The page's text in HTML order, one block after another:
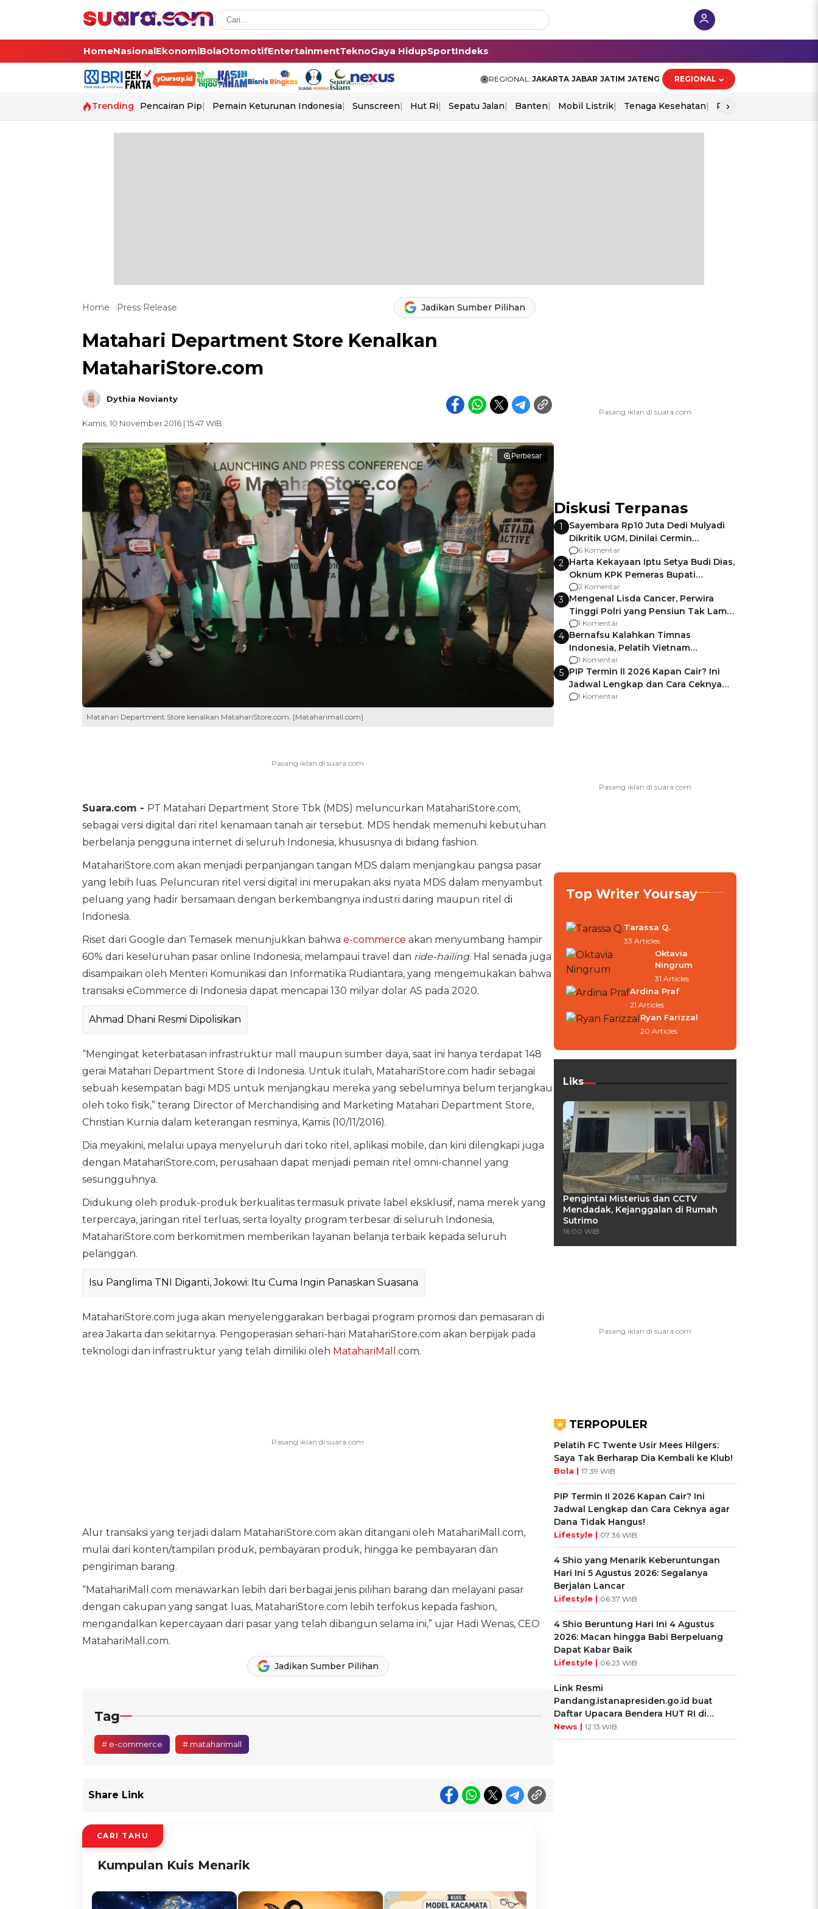
HomeNasionalEkonomiBolaOtomotifEntertainmentTeknoGaya HidupSportIndeks
REGIONAL: JAKARTA JABAR JATIM JATENG REGIONAL
Trending Pencairan Pip Pemain Keturunan Indonesia Sunscreen Hut Ri Sepatu Jalan Banten Mobil Listrik Tenaga Kesehatan Perang As-Iran
›
Home Press Release Jadikan Sumber Pilihan
Matahari Department Store Kenalkan
MatahariStore.com
Dythia Novianty
Kamis, 10 November 2016 | 15:47 WIB
Perbesar
Matahari Department Store kenalkan MatahariStore.com. [Mataharimall.com]
Suara.com - PT Matahari Department Store Tbk (MDS) meluncurkan MatahariStore.com,
sebagai versi digital dari ritel kenamaan tanah air tersebut. MDS hendak memenuhi kebutuhan
berbelanja pengguna internet di seluruh Indonesia, khususnya di bidang fashion.
MatahariStore.com akan menjadi perpanjangan tangan MDS dalam menjangkau pangsa pasar
yang lebih luas. Peluncuran ritel versi digital ini merupakan aksi nyata MDS dalam menyambut
peluang yang hadir bersamaan dengan berkembangnya industri daring maupun ritel di
Indonesia.
Riset dari Google dan Temasek menunjukkan bahwa e-commerce akan menyumbang hampir
60% dari keseluruhan pasar online Indonesia, melampaui travel dan ride-hailing. Hal senada juga
disampaikan oleh Menteri Komunikasi dan Informatika Rudiantara, yang mengemukakan bahwa
transaksi eCommerce di Indonesia dapat mencapai 130 milyar dolar AS pada 2020.
Ahmad Dhani Resmi Dipolisikan
“Mengingat keterbatasan infrastruktur mall maupun sumber daya, saat ini hanya terdapat 148
gerai Matahari Department Store di Indonesia. Untuk itulah, MatahariStore.com hadir sebagai
sebuah kesempatan bagi MDS untuk menjangkau mereka yang sebelumnya belum terjangkau
oleh toko fisik,” terang Director of Merchandising and Marketing Matahari Department Store,
Christian Kurnia dalam keterangan resminya, Kamis (10/11/2016).
Dia meyakini, melalui upaya menyeluruh dari toko ritel, aplikasi mobile, dan kini dilengkapi juga
dengan MatahariStore.com, perusahaan dapat menjadi pemain ritel omni-channel yang
sesungguhnya.
Didukung oleh produk-produk berkualitas termasuk private label eksklusif, nama merek yang
terpercaya, jaringan ritel terluas, serta loyalty program terbesar di seluruh Indonesia,
MatahariStore.com berkomitmen memberikan layanan belanja terbaik kepada seluruh
pelanggan.
Isu Panglima TNI Diganti, Jokowi: Itu Cuma Ingin Panaskan Suasana
MatahariStore.com juga akan menyelenggarakan berbagai program promosi dan pemasaran di
area Jakarta dan sekitarnya. Pengoperasian sehari-hari MatahariStore.com akan berpijak pada
teknologi dan infrastruktur yang telah dimiliki oleh MatahariMall .com.
Alur transaksi yang terjadi dalam MatahariStore.com akan ditangani oleh MatahariMall.com,
mulai dari konten/tampilan produk, pembayaran produk, hingga ke pembayaran dan
pengiriman barang.
“MatahariMall.com menawarkan lebih dari berbagai jenis pilihan barang dan melayani pasar
dengan cakupan yang sangat luas, MatahariStore.com lebih terfokus kepada fashion,
mengandalkan kepercayaan dari pasar yang telah dibangun selama ini,” ujar Hadi Wenas, CEO
MatahariMall.com.
Jadikan Sumber Pilihan
Tag
# e-commerce # mataharimall
Share Link
CARI TAHU
Kumpulan Kuis Menarik
Diskusi Terpanas
1
Sayembara Rp10 Juta Dedi Mulyadi
Dikritik UGM, Dinilai Cermin
Gagalnya Negara Jamin Keamanan
6 Komentar
2 Harta Kekayaan Iptu Setya Budi Dias,
Oknum KPK Pemeras Bupati
Pemalang
2 Komentar
3 Mengenal Lisda Cancer, Perwira
Tinggi Polri yang Pensiun Tak Lama
Usai Jadi Brigjen
1 Komentar
4 Bernafsu Kalahkan Timnas
Indonesia, Pelatih Vietnam
Berencana Pakai Jimat di Pakansari
1 Komentar
5 PIP Termin II 2026 Kapan Cair? Ini
Jadwal Lengkap dan Cara Ceknya
agar Dana Tidak Hangus!
1 Komentar
Top Writer Yoursay
Tarassa Q.
33 Articles
Oktavia
Ningrum
31 Articles
Ardina Praf
21 Articles
Ryan Farizzal
20 Articles
Liks
Pengintai Misterius dan CCTV
Mendadak, Kejanggalan di Rumah
Sutrimo
16:00 WIB
TERPOPULER
Pelatih FC Twente Usir Mees Hilgers:
Saya Tak Berharap Dia Kembali ke Klub!
Bola | 17:39 WIB
PIP Termin II 2026 Kapan Cair? Ini
Jadwal Lengkap dan Cara Ceknya agar
Dana Tidak Hangus!
Lifestyle | 07:36 WIB
4 Shio yang Menarik Keberuntungan
Hari Ini 5 Agustus 2026: Segalanya
Berjalan Lancar
Lifestyle | 06:37 WIB
4 Shio Beruntung Hari Ini 4 Agustus
2026: Macan hingga Babi Berpeluang
Dapat Kabar Baik
Lifestyle | 06:23 WIB
Link Resmi
Pandang.istanapresiden.go.id buat
Daftar Upacara Bendera HUT RI di
Istana Negara
News | 12:13 WIB